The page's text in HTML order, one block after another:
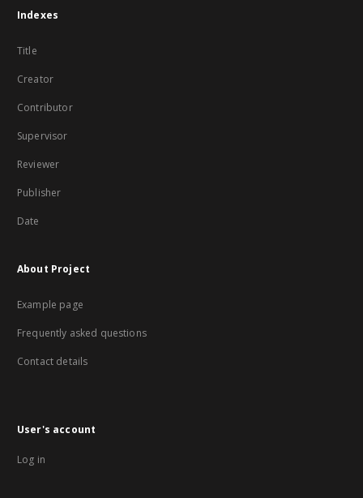
Indexes
Title
Creator
Contributor
Supervisor
Reviewer
Publisher
Date
About Project
Example page
Frequently asked questions
Contact details
User's account
Log in